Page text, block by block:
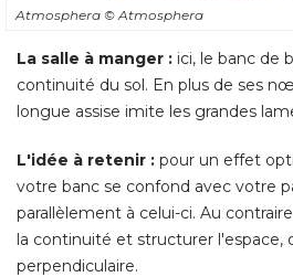
Atmosphera © Atmosphera
La salle à manger : ici, le banc de
continuité du sol. En plus de ses
longue assise imite les grandes
L'idée à retenir : pour un effet
votre banc se confond avec votre
parallèlement à celui-ci. Au
la continuité et structurer l'espace,
perpendiculaire.